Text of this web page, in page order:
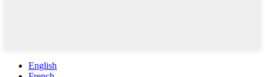
English